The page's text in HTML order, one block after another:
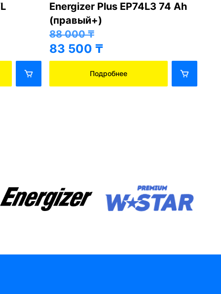
Energizer Plus EP74L3 74 Ah
(правый+)
88 000₸
83 500 ₸
Подробнее